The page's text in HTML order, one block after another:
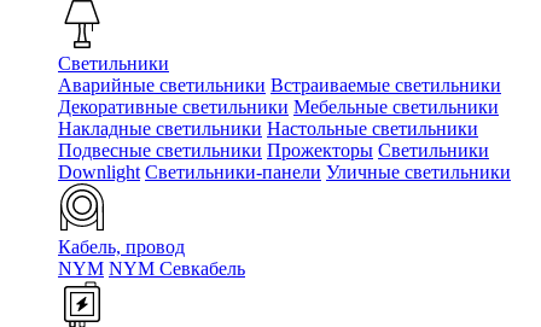
Светильники
Аварийные светильники Встраиваемые светильники
Декоративные светильники Мебельные светильники
Накладные светильники Настольные светильники
Подвесные светильники Прожекторы Светильники
Downlight Светильники-панели Уличные светильники
Кабель, провод
NYM NYM Севкабель